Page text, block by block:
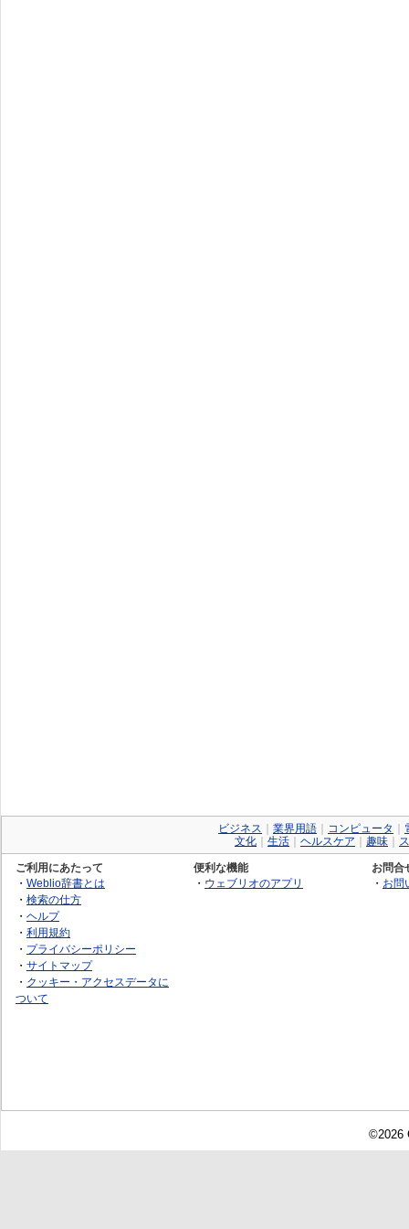
ビジネス 業界用語 コンピュータ
文化
生活 ヘルスケア 趣味
ご利用にあたって
・ Weblio辞書とは
・ 検索の仕方
・ ヘルプ
・ 利用規約
・ プライバシーポリシー
・ サイトマップ
・ クッキー・アクセスデータに
ついて
便利な機能
・ ウェブリオのアプリ
お問合
・ お問
©2026